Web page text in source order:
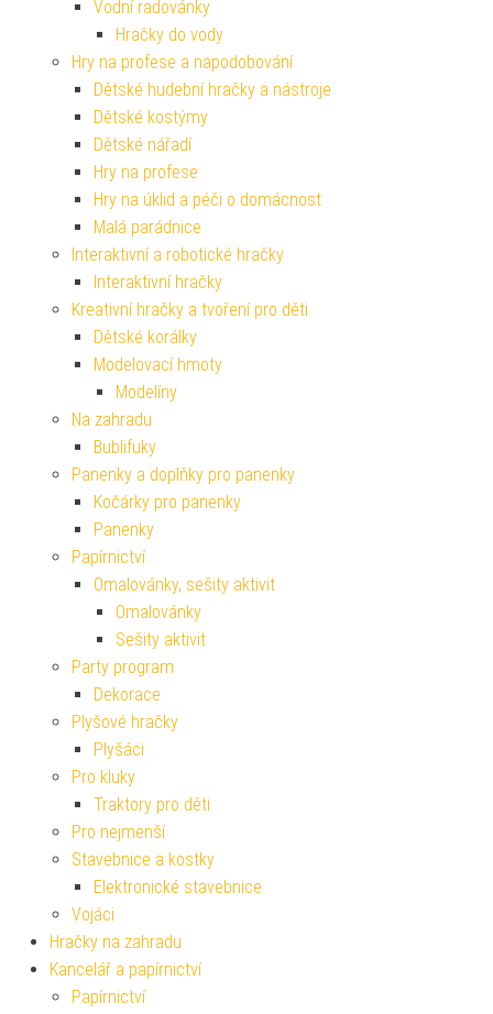
Vodní radovánky
Hračky do vody
Hry na profese a napodobování
Dětské hudební hračky a nástroje
Dětské kostýmy
Dětské nářadí
Hry na profese
Hry na úklid a péči o domácnost
Malá parádnice
Interaktivní a robotické hračky
Interaktivní hračky
Kreativní hračky a tvoření pro děti
Dětské korálky
Modelovací hmoty
Modelíny
Na zahradu
Bublifuky
Panenky a doplňky pro panenky
Kočárky pro panenky
Panenky
Papírnictví
Omalovánky, sešity aktivit
Omalovánky
Sešity aktivit
Party program
Dekorace
Plyšové hračky
Plyšáci
Pro kluky
Traktory pro děti
Pro nejmenší
Stavebnice a kostky
Elektronické stavebnice
Vojáci
Hračky na zahradu
Kancelář a papírnictví
Papírnictví